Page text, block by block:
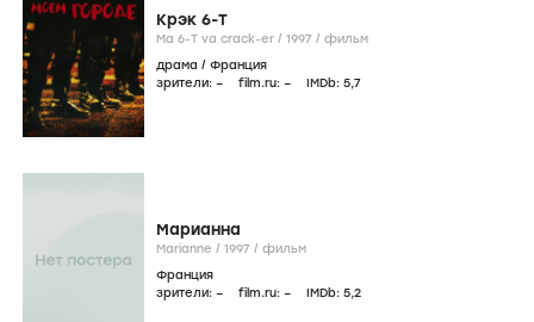
Крэк 6-Т
Ma 6-T va crack-er / 1997 / фильм
драма / Франция
зрители: – film.ru: – IMDb: 5,7
Марианна
Marianne / 1997 / фильм
Франция
зрители: – film.ru: – IMDb: 5,2